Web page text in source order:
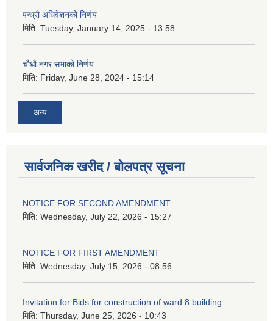
पन्ध्रौ अधिवेशनको निर्णय
मिति: Tuesday, January 14, 2025 - 13:58
चौधौ नगर सभाको निर्णय
मिति: Friday, June 28, 2024 - 15:14
अन्य
सार्वजनिक खरीद / बोलपत्र सूचना
NOTICE FOR SECOND AMENDMENT
मिति: Wednesday, July 22, 2026 - 15:27
NOTICE FOR FIRST AMENDMENT
मिति: Wednesday, July 15, 2026 - 08:56
Invitation for Bids for construction of ward 8 building
मिति: Thursday, June 25, 2026 - 10:43